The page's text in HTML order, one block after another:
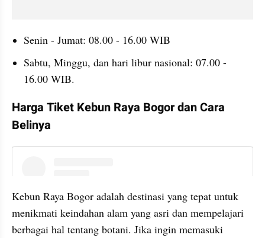
Senin - Jumat: 08.00 - 16.00 WIB
Sabtu, Minggu, dan hari libur nasional: 07.00 -
16.00 WIB.
Harga Tiket Kebun Raya Bogor dan Cara
Belinya
Kebun Raya Bogor adalah destinasi yang tepat untuk
menikmati keindahan alam yang asri dan mempelajari
berbagai hal tentang botani. Jika ingin memasuki